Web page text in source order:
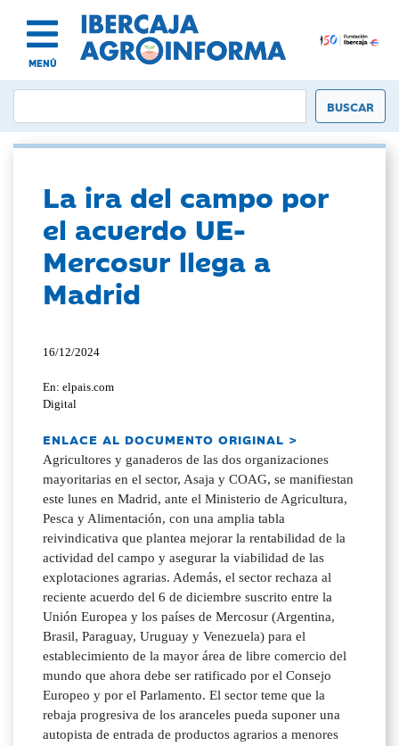
MENÚ
La ira del campo por
el acuerdo UE-
Mercosur llega a
Madrid
16/12/2024
En: elpais.com
Digital
ENLACE AL DOCUMENTO ORIGINAL >
Agricultores y ganaderos de las dos organizaciones
mayoritarias en el sector, Asaja y COAG, se manifiestan
este lunes en Madrid, ante el Ministerio de Agricultura,
Pesca y Alimentación, con una amplia tabla
reivindicativa que plantea mejorar la rentabilidad de la
actividad del campo y asegurar la viabilidad de las
explotaciones agrarias. Además, el sector rechaza al
reciente acuerdo del 6 de diciembre suscrito entre la
Unión Europea y los países de Mercosur (Argentina,
Brasil, Paraguay, Uruguay y Venezuela) para el
establecimiento de la mayor área de libre comercio del
mundo que ahora debe ser ratificado por el Consejo
Europeo y por el Parlamento. El sector teme que la
rebaja progresiva de los aranceles pueda suponer una
autopista de entrada de productos agrarios a menores